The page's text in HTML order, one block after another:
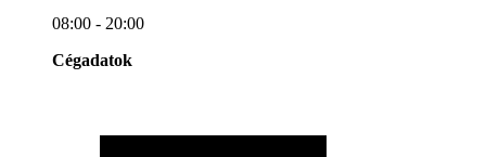
08:00 - 20:00
Cégadatok